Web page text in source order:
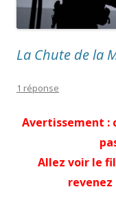
La Chute de la
1 réponse
Avertissement :
Allez voir le
revenez